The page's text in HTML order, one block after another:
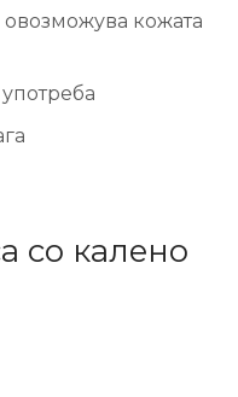
кожата
со калено